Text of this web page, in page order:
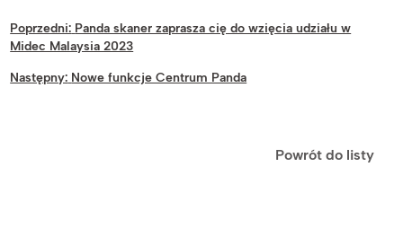
Poprzedni: Panda skaner zaprasza cię do wzięcia udziału w
Midec Malaysia 2023
Następny: Nowe funkcje Centrum Panda
Powrót do listy